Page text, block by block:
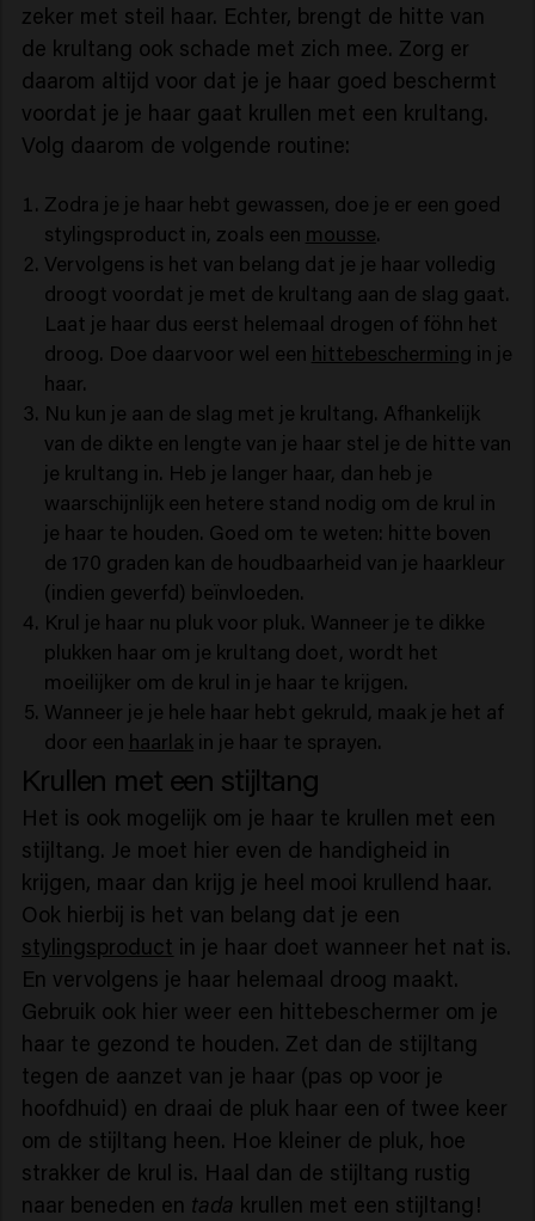
zeker met steil haar. Echter, brengt de hitte van
de krultang ook schade met zich mee. Zorg er
daarom altijd voor dat je je haar goed beschermt
voordat je je haar gaat krullen met een krultang.
Volg daarom de volgende routine:
Zodra je je haar hebt gewassen, doe je er een goed
stylingsproduct in, zoals een mousse.
Vervolgens is het van belang dat je je haar volledig
droogt voordat je met de krultang aan de slag gaat.
Laat je haar dus eerst helemaal drogen of föhn het
droog. Doe daarvoor wel een hittebescherming in je
haar.
Nu kun je aan de slag met je krultang. Afhankelijk
van de dikte en lengte van je haar stel je de hitte van
je krultang in. Heb je langer haar, dan heb je
waarschijnlijk een hetere stand nodig om de krul in
je haar te houden. Goed om te weten: hitte boven
de 170 graden kan de houdbaarheid van je haarkleur
(indien geverfd) beïnvloeden.
Krul je haar nu pluk voor pluk. Wanneer je te dikke
plukken haar om je krultang doet, wordt het
moeilijker om de krul in je haar te krijgen.
Wanneer je je hele haar hebt gekruld, maak je het af
door een haarlakin je haar te sprayen.
Krullen met een stijltang
Het is ook mogelijk om je haar te krullen met een
stijltang. Je moet hier even de handigheid in
krijgen, maar dan krijg je heel mooi krullend haar.
Ook hierbij is het van belang dat je een
stylingsproduct in je haar doet wanneer het nat is.
En vervolgens je haar helemaal droog maakt.
Gebruik ook hier weer een hittebeschermer om je
haar te gezond te houden. Zet dan de stijltang
tegen de aanzet van je haar (pas op voor je
hoofdhuid) en draai de pluk haar een of twee keer
om de stijltang heen. Hoe kleiner de pluk, hoe
strakker de krul is. Haal dan de stijltang rustig
naar beneden en tada krullen met een stijltang!